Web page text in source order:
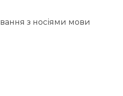
з носіями мови